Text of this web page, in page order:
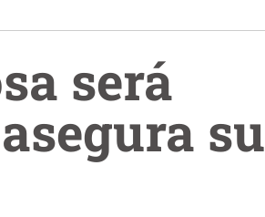
será
su